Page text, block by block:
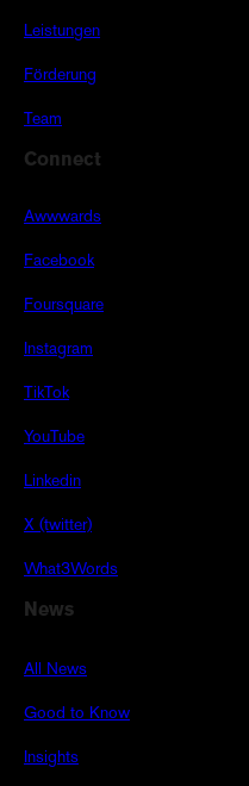
Leistungen
Förderung
Team
Connect
Awwwards
Facebook
Foursquare
Instagram
TikTok
YouTube
Linkedin
X (twitter)
What3Words
News
All News
Good to Know
Insights